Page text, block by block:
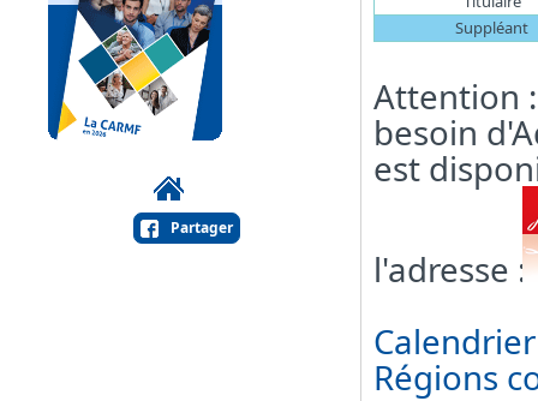
Partager
Suppléant
Attention
besoin
est
l'adresse :
Régions